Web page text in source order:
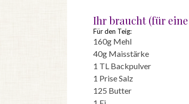
Ihr braucht (für
Für den Teig:
160g Mehl
40g Maisstärke
1 TL Backpulver
1 Prise Salz
125 Butter